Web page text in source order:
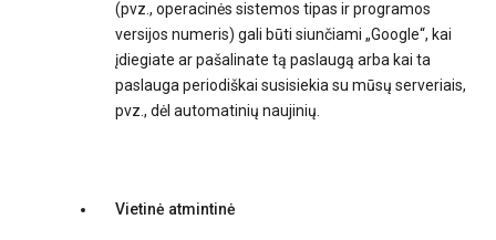
(pvz., operacinės sistemos tipas ir programos
versijos numeris) gali būti siunčiami „Google“, kai
įdiegiate ar pašalinate tą paslaugą arba kai ta
paslauga periodiškai susisiekia su mūsų serveriais,
pvz., dėl automatinių naujinių.
Vietinė atmintinė